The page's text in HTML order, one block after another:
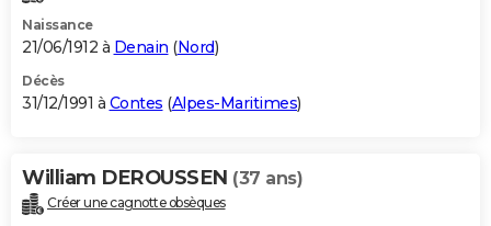
Naissance
21/06/1912 à Denain (Nord)
Décès
31/12/1991 à Contes (Alpes-Maritimes)
William DEROUSSEN (37 ans)
Créer une cagnotte obsèques